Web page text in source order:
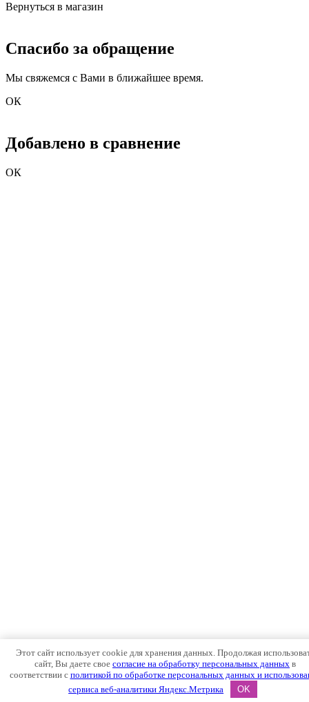
Вернуться в магазин
Спасибо за обращение
Мы свяжемся с Вами в ближайшее время.
ОК
Добавлено в сравнение
ОК
Этот сайт использует cookie для хранения данных. Продолжая
сайт, Вы даете свое согласие на обработку персональных данных в
соответствии с политикой по обработке персональных данных и
сервиса веб-аналитики Яндекс.Метрика
OK